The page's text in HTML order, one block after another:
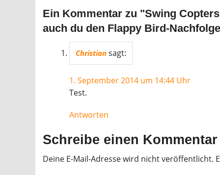
Ein Kommentar zu "Swing
auch du den Flappy Bird-
Christian sagt:
1. September 2014 um 14:44 Uhr
Test.
Antworten
Schreibe einen Kommentar
Deine E-Mail-Adresse wird nicht veröffentlicht.